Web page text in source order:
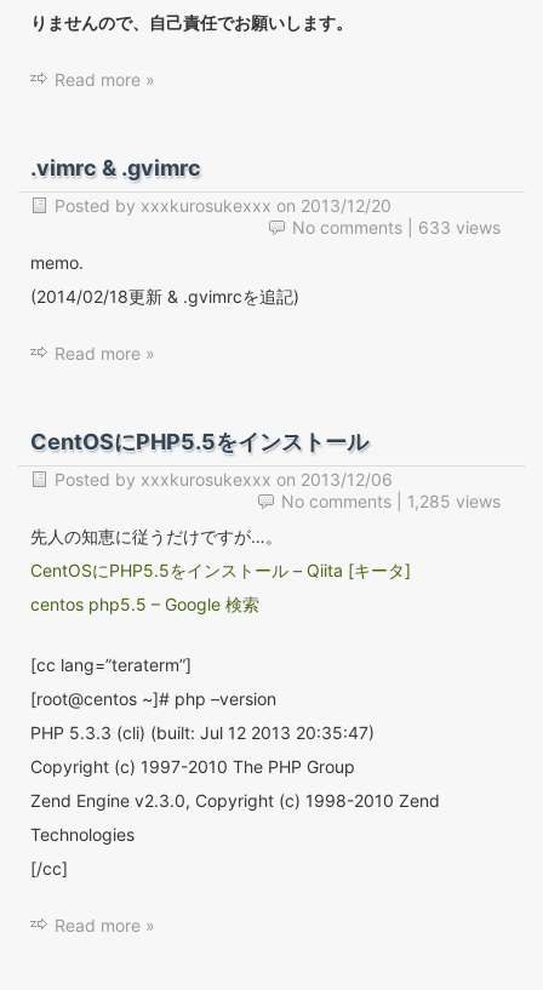
りませんので、自己責任でお願いします。
Read more »
.vimrc & .gvimrc
Posted by xxxkurosukexxx on 2013/12/20
No comments | 633 views
memo.
(2014/02/18更新 & .gvimrcを追記)
Read more »
CentOSにPHP5.5をインストール
Posted by xxxkurosukexxx on 2013/12/06
No comments | 1,285 views
先人の知恵に従うだけですが…。
CentOSにPHP5.5をインストール – Qiita [キータ]
centos php5.5 – Google 検索
[cc lang=”teraterm”]
[root@centos ~]# php –version
PHP 5.3.3 (cli) (built: Jul 12 2013 20:35:47)
Copyright (c) 1997-2010 The PHP Group
Zend Engine v2.3.0, Copyright (c) 1998-2010 Zend
Technologies
[/cc]
Read more »